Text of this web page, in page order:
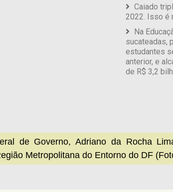
Caiado
2022. Isso é
Na
sucateadas,
estudantes
anterior, e
de R$ 3,2
de Governo, Adriano da Rocha
Metropolitana do Entorno do DF